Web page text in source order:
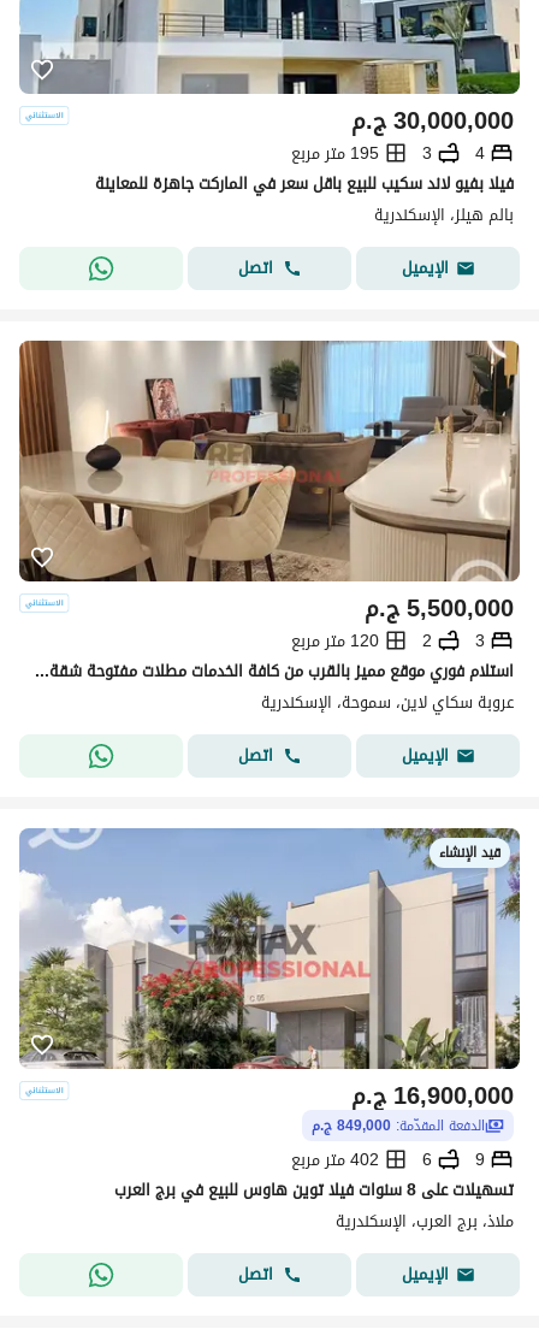
ج.م30,000,000
4
3
195 متر مربع
فيلا بفيو لاند سكيب للبيع باقل سعر في الماركت جاهزة للمعاينة
بالم هيلز، الإسكندرية
الإيميل
اتصل
ج.م5,500,000
3
2
120 متر مربع
استلام فوري موقع مميز بالقرب من كافة الخدمات مطلات مفتوحة شقة للبيع في سكاي لاين سموحة
عروبة سكاي لاين، سموحة، الإسكندرية
الإيميل
اتصل
قيد الإنشاء
ج.م16,900,000
الدفعة المقدّمة: 849,000 ج.م
9
6
402 متر مربع
تسهيلات على 8 سنوات فيلا توين هاوس للبيع في برج العرب
ملاذ، برج العرب، الإسكندرية
الإيميل
اتصل